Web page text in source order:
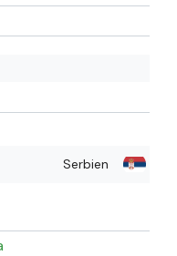
Serbien